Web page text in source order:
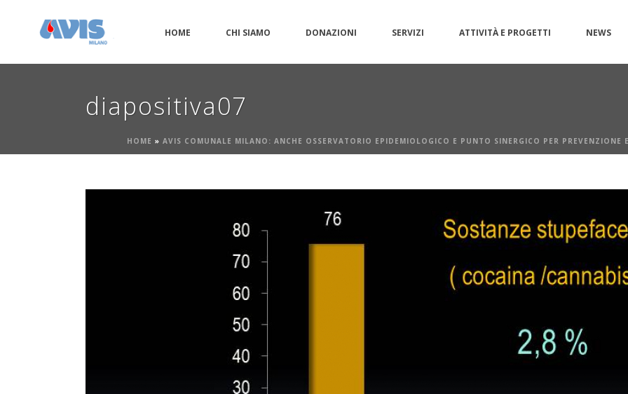
HOME CHI SIAMO DONAZIONI SERVIZI ATTIVITÀ E PROGETTI NEWS
diapositiva07
HOME » AVIS COMUNALE MILANO: ANCHE OSSERVATORIO EPIDEMIOLOGICO E PUNTO SINERGICO PER PREVENZIONE